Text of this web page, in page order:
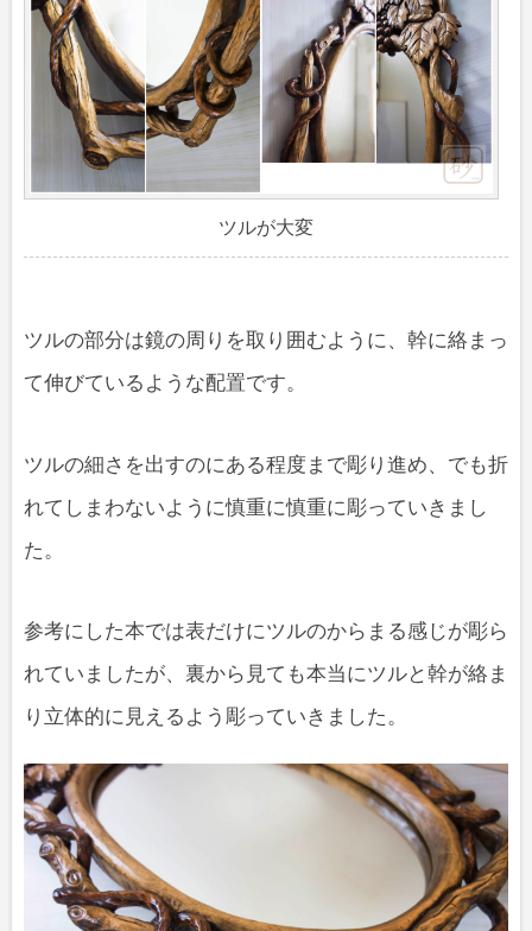
ツルが大変
ツルの部分は鏡の周りを取り囲むように、幹に絡まっ
て伸びているような配置です。
ツルの細さを出すのにある程度まで彫り進め、でも折
れてしまわないように慎重に慎重に彫っていきまし
た。
参考にした本では表だけにツルのからまる感じが彫ら
れていましたが、裏から見ても本当にツルと幹が絡ま
り立体的に見えるよう彫っていきました。